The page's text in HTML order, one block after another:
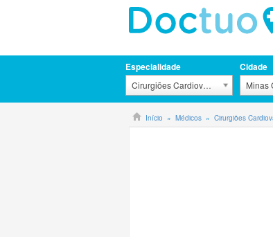
Especialidade
Cirurgiões Cardiovasculares
Cidade
Minas
Início Médicos Cirurgiões